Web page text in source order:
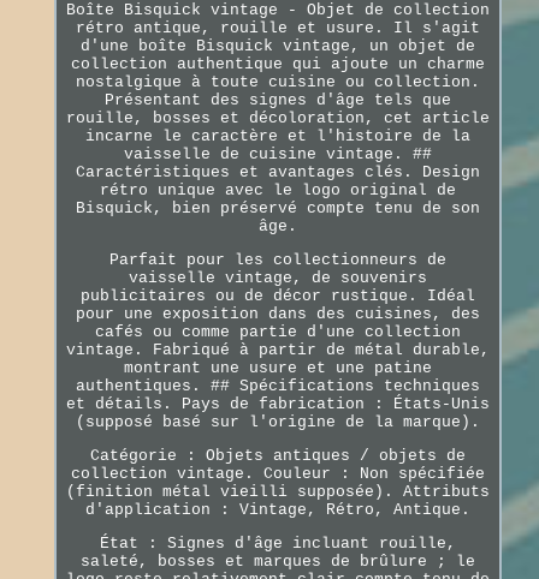
Boîte Bisquick vintage - Objet de collection
rétro antique, rouille et usure. Il s'agit
d'une boîte Bisquick vintage, un objet de
collection authentique qui ajoute un charme
nostalgique à toute cuisine ou collection.
Présentant des signes d'âge tels que
rouille, bosses et décoloration, cet article
incarne le caractère et l'histoire de la
vaisselle de cuisine vintage. ##
Caractéristiques et avantages clés. Design
rétro unique avec le logo original de
Bisquick, bien préservé compte tenu de son
âge.
Parfait pour les collectionneurs de
vaisselle vintage, de souvenirs
publicitaires ou de décor rustique. Idéal
pour une exposition dans des cuisines, des
cafés ou comme partie d'une collection
vintage. Fabriqué à partir de métal durable,
montrant une usure et une patine
authentiques. ## Spécifications techniques
et détails. Pays de fabrication : États-Unis
(supposé basé sur l'origine de la marque).
Catégorie : Objets antiques / objets de
collection vintage. Couleur : Non spécifiée
(finition métal vieilli supposée). Attributs
d'application : Vintage, Rétro, Antique.
État : Signes d'âge incluant rouille,
saleté, bosses et marques de brûlure ; le